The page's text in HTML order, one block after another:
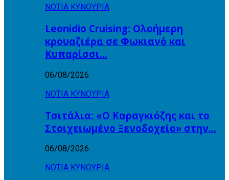
ΝΟΤΙΑ ΚΥΝΟΥΡΙΑ
Leonidio Cruising: Ολοήμερη
κρουαζιέρα σε Φωκιανό και
Κυπαρίσσι…
06/08/2026
ΝΟΤΙΑ ΚΥΝΟΥΡΙΑ
Τσιτάλια: «Ο Καραγκιόζης και το
Στοιχειωμένο Ξενοδοχείο» στην…
06/08/2026
ΝΟΤΙΑ ΚΥΝΟΥΡΙΑ